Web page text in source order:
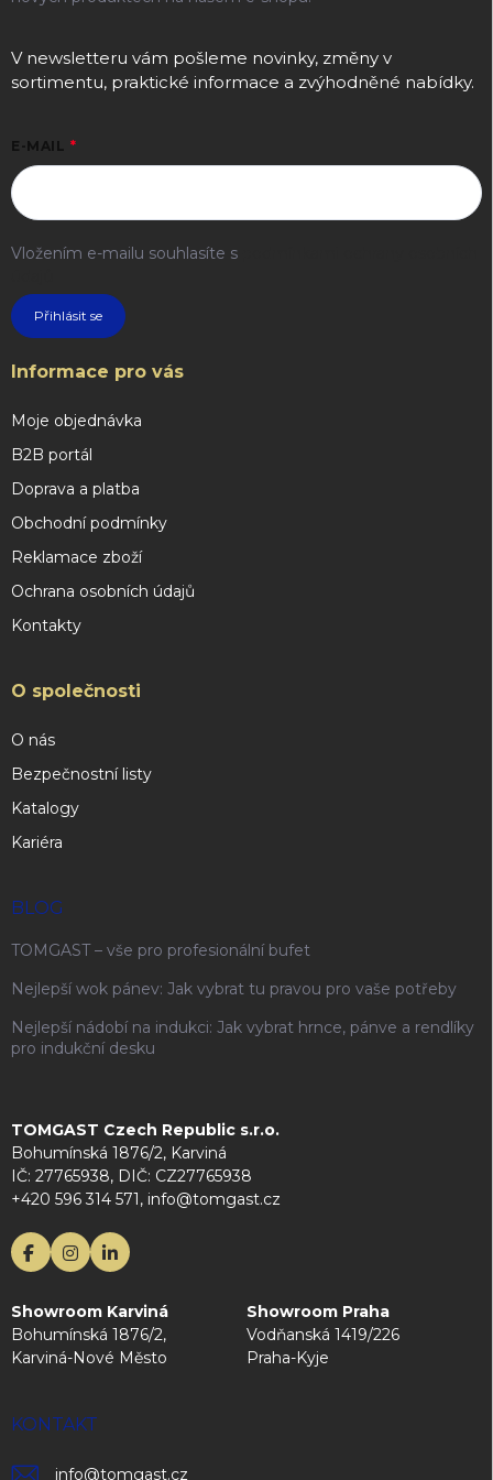
V newsletteru vám pošleme novinky, změny v
sortimentu, praktické informace a zvýhodněné nabídky.
E-MAIL
Vložením e-mailu souhlasíte s
Přihlásit se
Informace pro vás
Moje objednávka
B2B portál
Doprava a platba
Obchodní podmínky
Reklamace zboží
Ochrana osobních údajů
Kontakty
O společnosti
O nás
Bezpečnostní listy
Katalogy
Kariéra
BLOG
TOMGAST – vše pro profesionální bufet
Nejlepší wok pánev: Jak vybrat tu pravou pro vaše potřeby
Nejlepší nádobí na indukci: Jak vybrat hrnce, pánve a rendlíky
pro indukční desku
TOMGAST Czech Republic s.r.o.
Bohumínská 1876/2, Karviná
IČ: 27765938, DIČ: CZ27765938
+420 596 314 571, info@tomgast.cz
Showroom Karviná
Bohumínská 1876/2,
Karviná-Nové Město
Showroom Praha
Vodňanská 1419/226
Praha-Kyje
KONTAKT
info@tomgast.cz